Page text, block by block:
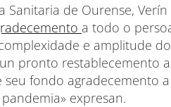
Sanitaria de Ourense,
a todo o
e amplitude
pronto restablecemento
seu fondo agradecemento
expresan.